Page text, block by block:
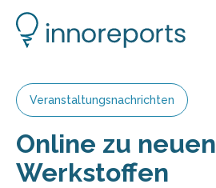
Veranstaltungsnachrichten
Online zu neuen
Werkstoffen